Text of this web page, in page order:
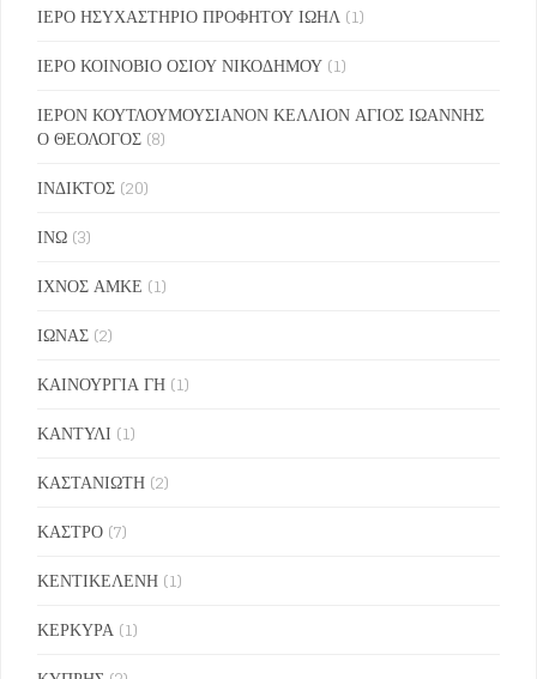
ΙΕΡΟ ΗΣΥΧΑΣΤΗΡΙΟ ΠΡΟΦΗΤΟΥ ΙΩΗΛ (1)
ΙΕΡΟ ΚΟΙΝΟΒΙΟ ΟΣΙΟΥ ΝΙΚΟΔΗΜΟΥ (1)
ΙΕΡΟΝ ΚΟΥΤΛΟΥΜΟΥΣΙΑΝΟΝ ΚΕΛΛΙΟΝ ΑΓΙΟΣ ΙΩΑΝΝΗΣ
Ο ΘΕΟΛΟΓΟΣ (8)
ΙΝΔΙΚΤΟΣ (20)
ΙΝΩ (3)
ΙΧΝΟΣ ΑΜΚΕ (1)
ΙΩΝΑΣ (2)
ΚΑΙΝΟΥΡΓΙΑ ΓΗ (1)
ΚΑΝΤΥΛΙ (1)
ΚΑΣΤΑΝΙΩΤΗ (2)
ΚΑΣΤΡΟ (7)
ΚΕΝΤΙΚΕΛΕΝΗ (1)
ΚΕΡΚΥΡΑ (1)